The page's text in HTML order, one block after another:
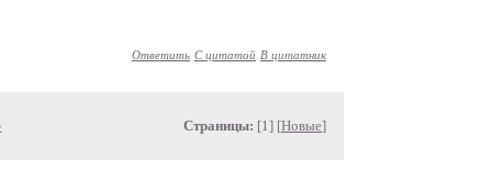
Ответить С цитатой В цитатник
Страницы: [1] [Новые]